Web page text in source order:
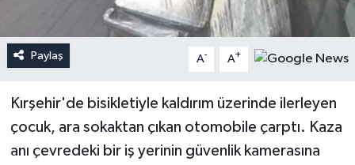
Paylaş A- A+
Kırşehir'de bisikletiyle kaldırım üzerinde ilerleyen
çocuk, ara sokaktan çıkan otomobile çarptı. Kaza
anı çevredeki bir iş yerinin güvenlik kamerasına